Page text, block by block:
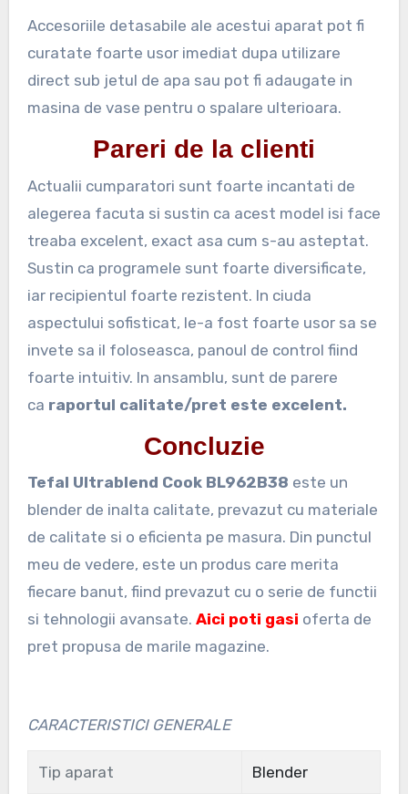
Accesoriile detasabile ale acestui aparat pot fi
curatate foarte usor imediat dupa utilizare
direct sub jetul de apa sau pot fi adaugate in
masina de vase pentru o spalare ulterioara.
Pareri de la clienti
Actualii cumparatori sunt foarte incantati de
alegerea facuta si sustin ca acest model isi face
treaba excelent, exact asa cum s-au asteptat.
Sustin ca programele sunt foarte diversificate,
iar recipientul foarte rezistent. In ciuda
aspectului sofisticat, le-a fost foarte usor sa se
invete sa il foloseasca, panoul de control fiind
foarte intuitiv. In ansamblu, sunt de parere
ca raportul calitate/pret este excelent.
Concluzie
Tefal Ultrablend Cook BL962B38 este un
blender de inalta calitate, prevazut cu materiale
de calitate si o eficienta pe masura. Din punctul
meu de vedere, este un produs care merita
fiecare banut, fiind prevazut cu o serie de functii
si tehnologii avansate. Aici poti gasi oferta de
pret propusa de marile magazine.
CARACTERISTICI GENERALE
Tip aparat Blender